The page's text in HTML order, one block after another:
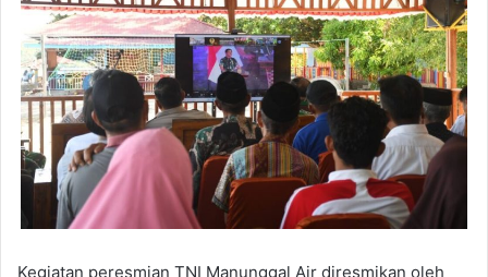
Kegiatan peresmian TNI Manunggal Air diresmikan oleh